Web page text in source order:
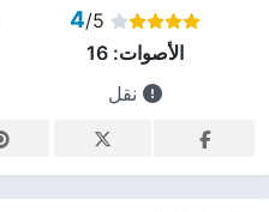
4/5
الأصوات:16
نقل